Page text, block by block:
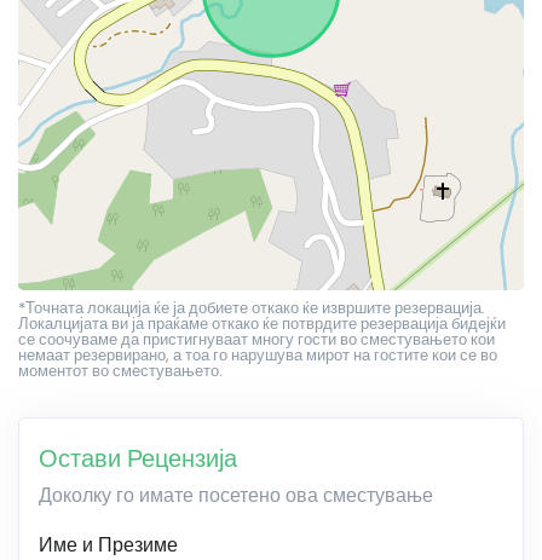
*Точната локација ќе ја добиете откако ќе извршите резервација.
Локалцијата ви ја праќаме откако ќе потврдите резервација бидејќи
се соочуваме да пристигнуваат многу гости во сместувањето кои
немаат резервирано, а тоа го нарушува мирот на гостите кои се во
моментот во сместувањето.
Остави Рецензија
Доколку го имате посетено ова сместување
Име и Презиме